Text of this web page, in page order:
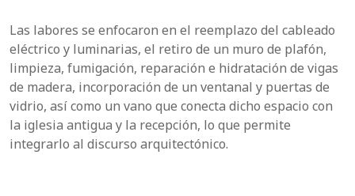
Las labores se enfocaron en el reemplazo del cableado
eléctrico y luminarias, el retiro de un muro de plafón,
limpieza, fumigación, reparación e hidratación de vigas
de madera, incorporación de un ventanal y puertas de
vidrio, así como un vano que conecta dicho espacio con
la iglesia antigua y la recepción, lo que permite
integrarlo al discurso arquitectónico.